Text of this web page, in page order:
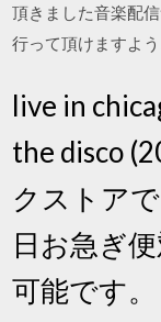
頂きました音楽配
行って頂けますよ
live in
the disco
クストア
日お急ぎ
可能です。